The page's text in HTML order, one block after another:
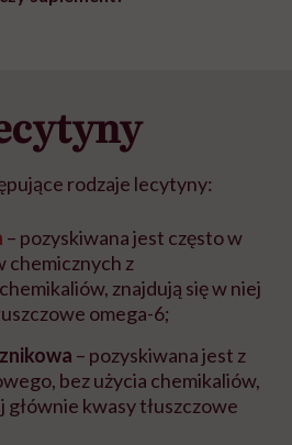
rodzaje lecytyny:
– pozyskiwana jest często w
chemicznych z
znajdują się w niej
omega-6;
– pozyskiwana jest z
bez użycia chemikaliów,
głównie kwasy tłuszczowe